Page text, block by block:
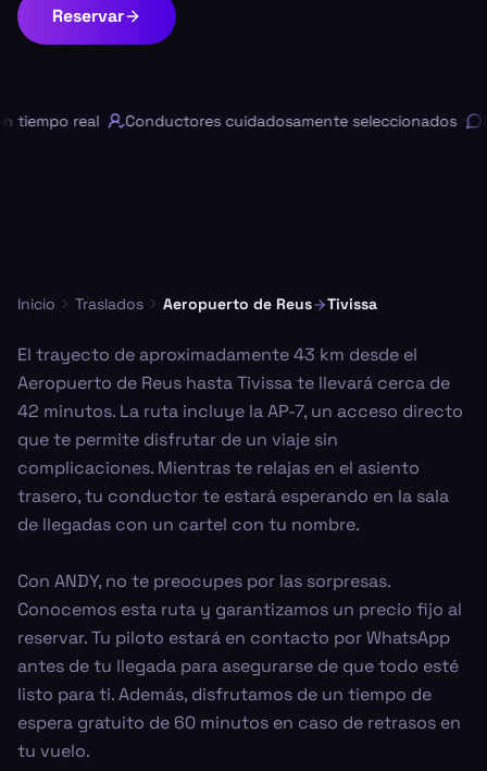
Reservar
real Conductores cuidadosamente seleccionados
Inicio Traslados Aeropuerto de Reus Tivissa
El trayecto de aproximadamente 43 km desde el
Aeropuerto de Reus hasta Tivissa te llevará cerca de
42 minutos. La ruta incluye la AP-7, un acceso directo
que te permite disfrutar de un viaje sin
complicaciones. Mientras te relajas en el asiento
trasero, tu conductor te estará esperando en la sala
de llegadas con un cartel con tu nombre.
Con ANDY, no te preocupes por las sorpresas.
Conocemos esta ruta y garantizamos un precio fijo al
reservar. Tu piloto estará en contacto por WhatsApp
antes de tu llegada para asegurarse de que todo esté
listo para ti. Además, disfrutamos de un tiempo de
espera gratuito de 60 minutos en caso de retrasos en
tu vuelo.